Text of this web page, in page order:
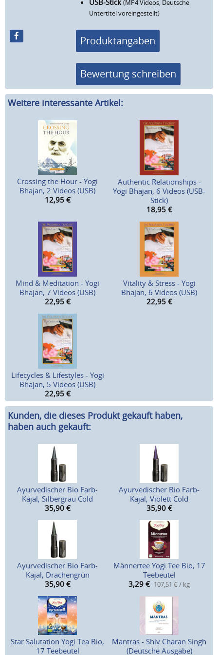
USB-Stick (MP4 Videos, Deutsche
Untertitel voreingestellt)
Produktangaben
Bewertung schreiben
Weitere interessante Artikel:
Crossing the Hour - Yogi
Bhajan, 2 Videos (USB)
12,95 €
Authentic Relationships -
Yogi Bhajan, 6 Videos (USB-
Stick)
18,95 €
Mind & Meditation - Yogi
Bhajan, 7 Videos (USB)
22,95 €
Vitality & Stress - Yogi
Bhajan, 6 Videos (USB)
22,95 €
Lifecycles & Lifestyles - Yogi
Bhajan, 5 Videos (USB)
22,95 €
Kunden, die dieses Produkt gekauft haben,
haben auch gekauft:
Ayurvedischer Bio Farb-
Kajal, Silbergrau Cold
35,90 €
Ayurvedischer Bio Farb-
Kajal, Violett Cold
35,90 €
Ayurvedischer Bio Farb-
Kajal, Drachengrün
35,90 €
Männertee Yogi Tee Bio, 17
Teebeutel
3,29 € 107,51 € / kg
Star Salutation Yogi Tea Bio,
17 Teebeutel
Mantras - Shiv Charan Singh
(Deutsche Ausgabe)